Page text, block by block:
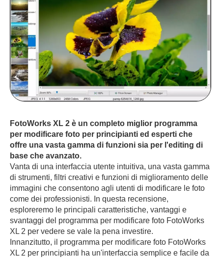
FotoWorks XL 2 è un completo miglior programma
per modificare foto per principianti ed esperti che
offre una vasta gamma di funzioni sia per l'editing di
base che avanzato.
Vanta di una interfaccia utente intuitiva, una vasta gamma
di strumenti, filtri creativi e funzioni di miglioramento delle
immagini che consentono agli utenti di modificare le foto
come dei professionisti. In questa recensione,
esploreremo le principali caratteristiche, vantaggi e
svantaggi del programma per modificare foto FotoWorks
XL 2 per vedere se vale la pena investire.
Innanzitutto, il programma per modificare foto FotoWorks
XL 2 per principianti ha un'interfaccia semplice e facile da